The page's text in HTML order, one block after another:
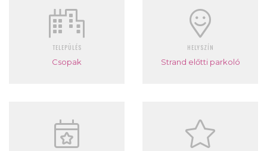
TELEPÜLÉS
Csopak
HELYSZÍN
Strand előtti parkoló